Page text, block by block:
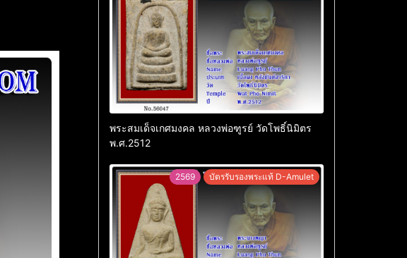
พระสมเด็จเกศมงคล หลวงพ่อฑูรย์ วัดโพธิ์นิมิตร
พ.ศ.2512
2569 บัตรรับรองพระแท้ D-Amulet